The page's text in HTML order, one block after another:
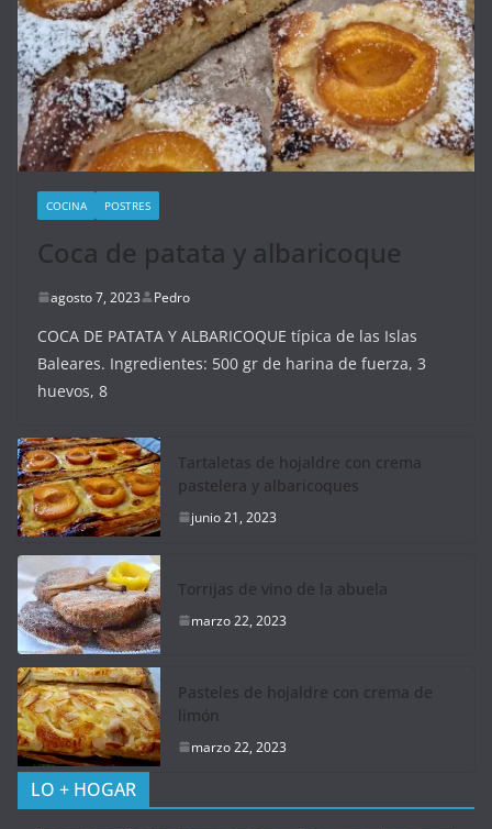
COCINA POSTRES
Coca de patata y albaricoque
agosto 7, 2023 Pedro
COCA DE PATATA Y ALBARICOQUE típica de las Islas
Baleares. Ingredientes: 500 gr de harina de fuerza, 3
huevos, 8
Tartaletas de hojaldre con crema
pastelera y albaricoques
junio 21, 2023
Torrijas de vino de la abuela
marzo 22, 2023
Pasteles de hojaldre con crema de
limón
marzo 22, 2023
LO + HOGAR